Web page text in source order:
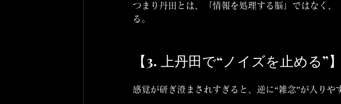
つまり丹田とは、「情報を処理する脳」ではなく、
る。
【3. 上丹田で“ノイズを止める”】
感覚が研ぎ澄まされすぎると、逆に“雑念”が入りや